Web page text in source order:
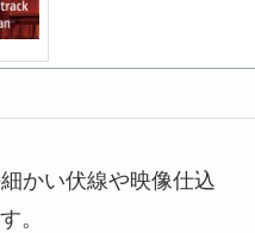
かい伏線や映像仕込
。